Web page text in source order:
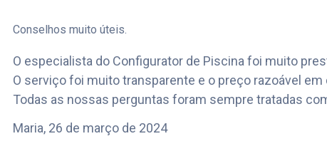
Conselhos muito úteis.
O especialista do Configurator de Piscina foi muito
O serviço foi muito transparente e o preço razoável
Todas as nossas perguntas foram sempre tratadas
Maria, 26 de março de 2024